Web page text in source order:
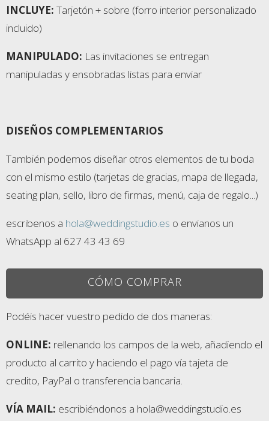
INCLUYE: Tarjetón + sobre (forro interior personalizado
incluido)
MANIPULADO: Las invitaciones se entregan
manipuladas y ensobradas listas para enviar
DISEÑOS COMPLEMENTARIOS
También podemos diseñar otros elementos de tu boda
con el mismo estilo (tarjetas de gracias, mapa de llegada,
seating plan, sello, libro de firmas, menú, caja de regalo...)
escribenos a hola@weddingstudio.es o envianos un
WhatsApp al 627 43 43 69
CÓMO COMPRAR
Podéis hacer vuestro pedido de dos maneras:
ONLINE: rellenando los campos de la web, añadiendo el
producto al carrito y haciendo el pago vía tajeta de
credito, PayPal o transferencia bancaria.
VÍA MAIL: escribiéndonos a hola@weddingstudio.es